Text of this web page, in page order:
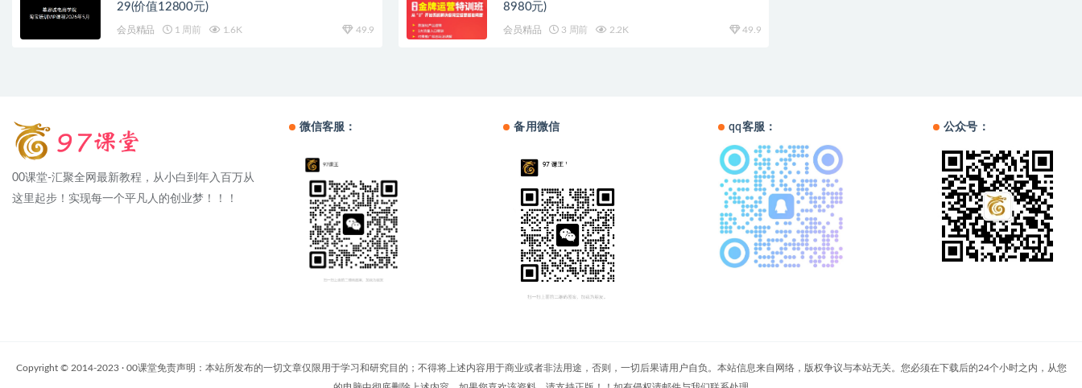
29(价值12800元)
会员精品 1 周前 1.6K 49.9
8980元)
会员精品 3 周前 2.2K 49.9
00课堂-汇聚全网最新教程，从小白到年入百万从
这里起步！实现每一个平凡人的创业梦！！！
微信客服： 备用微信 qq客服： 公众号：
Copyright © 2014-2023 · 00课堂免责声明：本站所发布的一切文章仅限用于学习和研究目的；不得将上述内容用于商业或者非法用途，否则，一切后果请用户自负。本站信息来自网络，版权争议与本站无关。您必须在下载后的24个小时之内，从您